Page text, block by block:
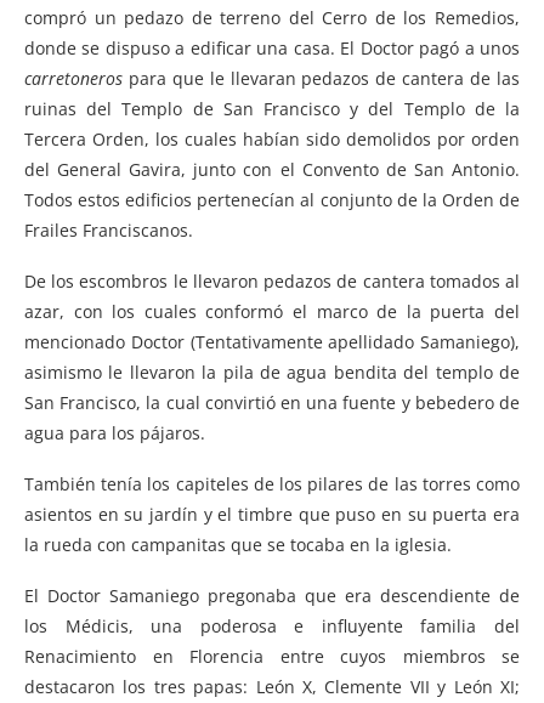
compró un pedazo de terreno del Cerro de los Remedios,
donde se dispuso a edificar una casa. El Doctor pagó a unos
carretoneros para que le llevaran pedazos de cantera de las
ruinas del Templo de San Francisco y del Templo de la
Tercera Orden, los cuales habían sido demolidos por orden
del General Gavira, junto con el Convento de San Antonio.
Todos estos edificios pertenecían al conjunto de la Orden de
Frailes Franciscanos.
De los escombros le llevaron pedazos de cantera tomados al
azar, con los cuales conformó el marco de la puerta del
mencionado Doctor (Tentativamente apellidado Samaniego),
asimismo le llevaron la pila de agua bendita del templo de
San Francisco, la cual convirtió en una fuente y bebedero de
agua para los pájaros.
También tenía los capiteles de los pilares de las torres como
asientos en su jardín y el timbre que puso en su puerta era
la rueda con campanitas que se tocaba en la iglesia.
El Doctor Samaniego pregonaba que era descendiente de
los Médicis, una poderosa e influyente familia del
Renacimiento en Florencia entre cuyos miembros se
destacaron los tres papas: León X, Clemente VII y León XI;